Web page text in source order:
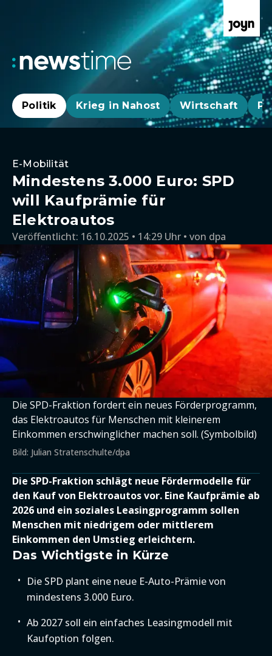
Politik Krieg in Nahost Wirtschaft
E-Mobilität
Mindestens 3.000 Euro: SPD
will Kaufprämie für
Elektroautos
Veröffentlicht: 16.10.2025 • 14:29 Uhr von dpa
Die SPD-Fraktion fordert ein neues Förderprogramm,
das Elektroautos für Menschen mit kleinerem
Einkommen erschwinglicher machen soll. (Symbolbild)
Bild: Julian Stratenschulte/dpa
Die SPD-Fraktion schlägt neue Fördermodelle für
den Kauf von Elektroautos vor. Eine Kaufprämie ab
2026 und ein soziales Leasingprogramm sollen
Menschen mit niedrigem oder mittlerem
Einkommen den Umstieg erleichtern.
Das Wichtigste in Kürze
Die SPD plant eine neue E-Auto-Prämie von
mindestens 3.000 Euro.
Ab 2027 soll ein einfaches Leasingmodell mit
Kaufoption folgen.